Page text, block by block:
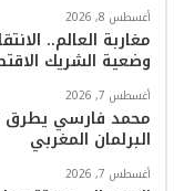
أغسطس 8, 2026
مغاربة العالم..
وضعية الشريك
أغسطس 7, 2026
محمد فارسي يطرق
البرلمان المغربي
أغسطس 7, 2026